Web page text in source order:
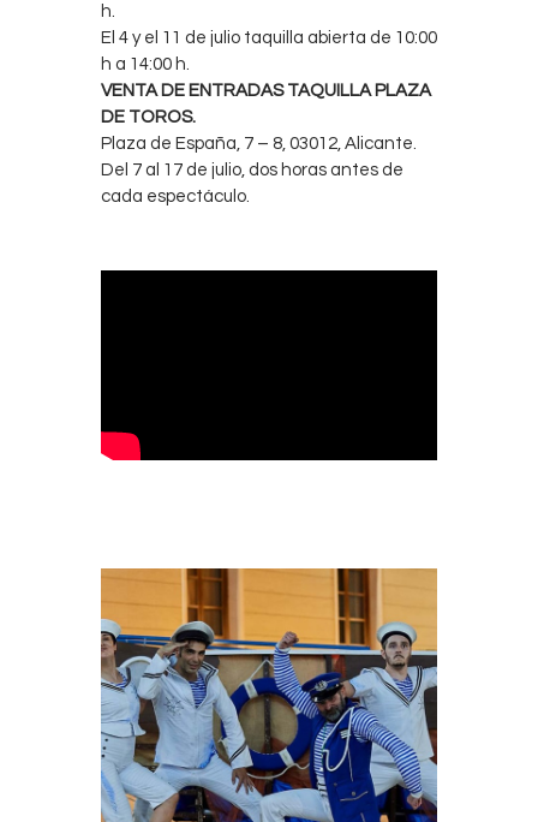
h.
El 4 y el 11 de julio taquilla abierta de 10:00
h a 14:00 h.
VENTA DE ENTRADAS TAQUILLA PLAZA
DE TOROS.
Plaza de España, 7 – 8, 03012, Alicante.
Del 7 al 17 de julio, dos horas antes de
cada espectáculo.